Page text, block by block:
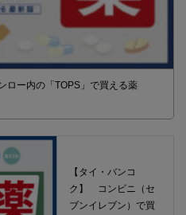
ロー内の「TOPS」で買える薬
【タイ・バンコ
ク】 コンビニ（セ
ブンイレブン）で買